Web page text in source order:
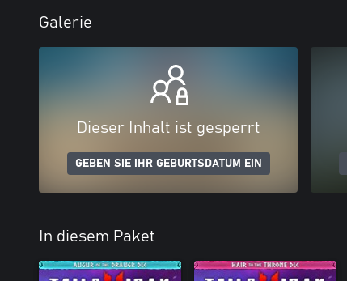
Galerie
Dieser Inhalt ist gesperrt
GEBEN SIE IHR GEBURTSDATUM EIN
In diesem Paket